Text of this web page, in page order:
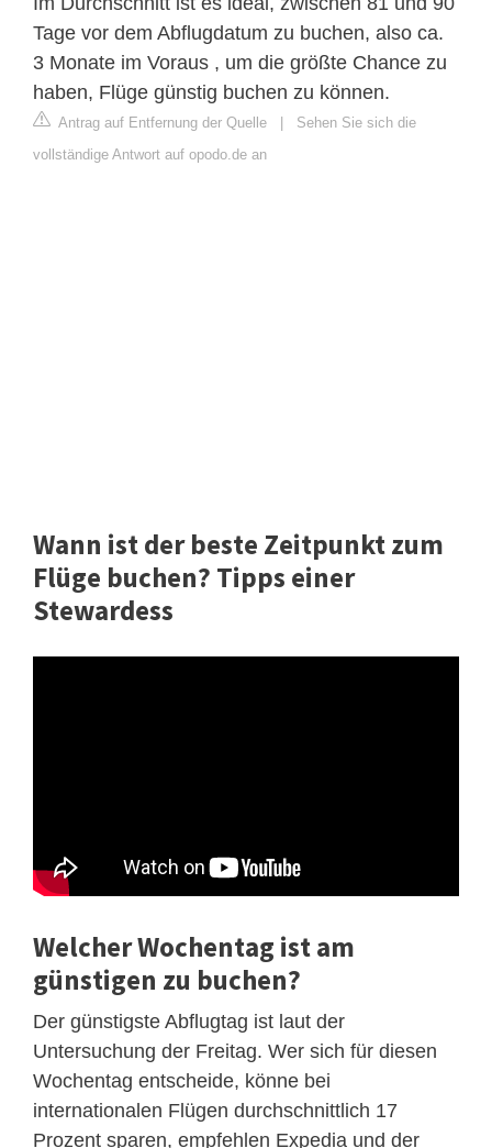
Tage vor dem Abflugdatum zu buchen, also ca.
3 Monate im Voraus , um die größte Chance zu
haben, Flüge günstig buchen zu können.
Antrag auf Entfernung der Quelle
Sehen Sie sich die
vollständige Antwort auf opodo.de an
Wann ist der beste Zeitpunkt zum
Flüge buchen? Tipps einer
Stewardess
Welcher Wochentag ist am
günstigen zu buchen?
Der günstigste Abflugtag ist laut der
Untersuchung der Freitag. Wer sich für diesen
Wochentag entscheide, könne bei
internationalen Flügen durchschnittlich 17
Prozent sparen, empfehlen Expedia und der